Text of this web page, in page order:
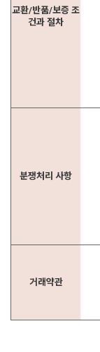
교환/반품/보증 조
건과 절차
분쟁처리 사항
거래약관